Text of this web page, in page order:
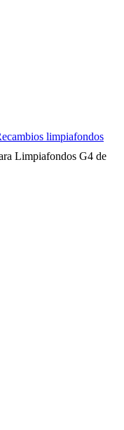
limpiafondos
Limpiafondos G4 de